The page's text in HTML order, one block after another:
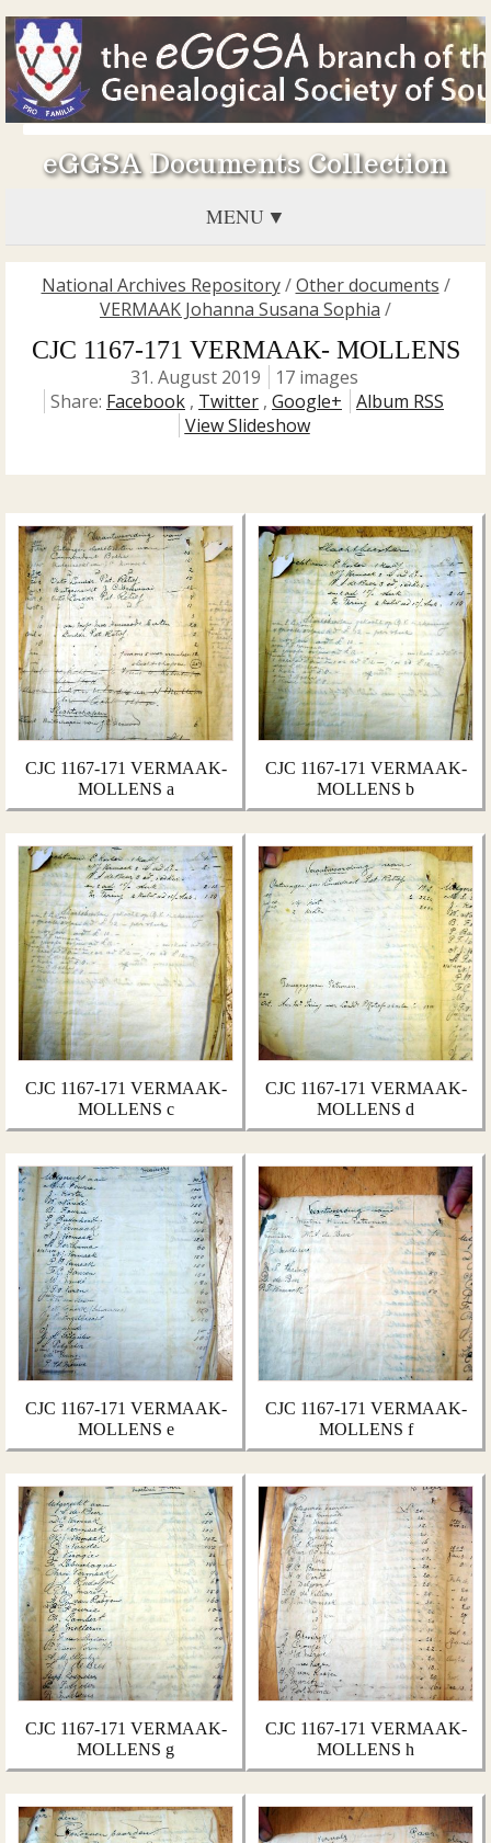
eGGSA Documents Collection
MENU
National Archives Repository/Other documents /
VERMAAK Johanna Susana Sophia /
CJC 1167-171 VERMAAK- MOLLENS
31. August 2019
17 images
Share: Facebook , Twitter , Google+
Album RSS
View Slideshow
CJC 1167-171 VERMAAK-
MOLLENS a
CJC 1167-171 VERMAAK-
MOLLENS b
CJC 1167-171 VERMAAK-
MOLLENS c
CJC 1167-171 VERMAAK-
MOLLENS d
CJC 1167-171 VERMAAK-
MOLLENS e
CJC 1167-171 VERMAAK-
MOLLENS f
CJC 1167-171 VERMAAK-
MOLLENS g
CJC 1167-171 VERMAAK-
MOLLENS h